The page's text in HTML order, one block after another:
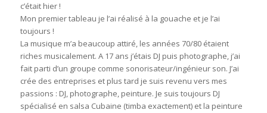
c’était hier !
Mon premier tableau je l’ai réalisé à la gouache et je l’ai
toujours !
La musique m’a beaucoup attiré, les années 70/80 étaient
riches musicalement. A 17 ans j’étais DJ puis photographe, j’ai
fait parti d’un groupe comme sonorisateur/ingénieur son. J’ai
crée des entreprises et plus tard je suis revenu vers mes
passions : DJ, photographe, peinture. Je suis toujours DJ
spécialisé en salsa Cubaine (timba exactement) et la peinture